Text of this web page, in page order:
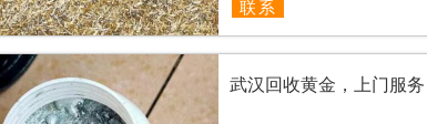
联系
武汉回收黄金，上门服务